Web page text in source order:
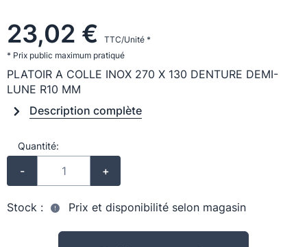
23,02 €
TTC/Unité *
* Prix public maximum pratiqué
PLATOIR A COLLE INOX 270 X 130 DENTURE DEMI-
LUNE R10 MM
Description complète
Quantité:
- +
Stock : Prix et disponibilité selon magasin